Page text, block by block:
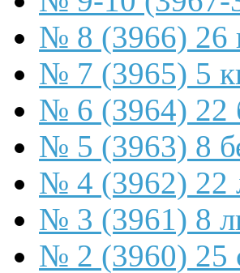
№ 8 (3966) 26
№ 7 (3965) 5
№ 6 (3964) 22
№ 5 (3963) 8
№ 4 (3962) 22
№ 3 (3961) 8
№ 2 (3960) 25